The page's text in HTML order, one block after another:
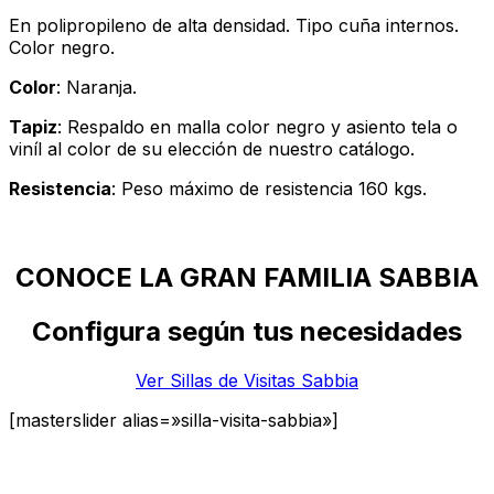
En polipropileno de alta densidad. Tipo cuña internos.
Color negro.
Color: Naranja.
Tapiz: Respaldo en malla color negro y asiento tela o
viníl al color de su elección de nuestro catálogo.
Resistencia: Peso máximo de resistencia 160 kgs.
CONOCE LA GRAN FAMILIA SABBIA
Configura según tus necesidades
Ver Sillas de Visitas Sabbia
[masterslider alias=»silla-visita-sabbia»]